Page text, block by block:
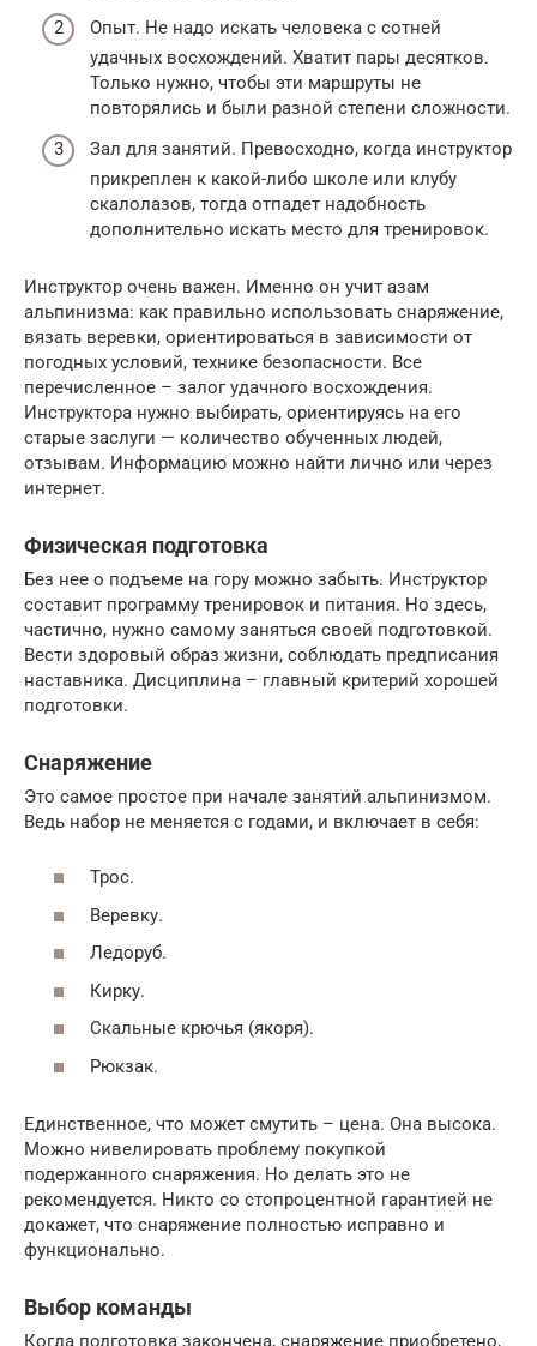
Опыт. Не надо искать человека с сотней
удачных восхождений. Хватит пары десятков.
Только нужно, чтобы эти маршруты не
повторялись и были разной степени сложности.
Зал для занятий. Превосходно, когда инструктор
прикреплен к какой-либо школе или клубу
скалолазов, тогда отпадет надобность
дополнительно искать место для тренировок.
Инструктор очень важен. Именно он учит азам
альпинизма: как правильно использовать снаряжение,
вязать веревки, ориентироваться в зависимости от
погодных условий, технике безопасности. Все
перечисленное – залог удачного восхождения.
Инструктора нужно выбирать, ориентируясь на его
старые заслуги — количество обученных людей,
отзывам. Информацию можно найти лично или через
интернет.
Физическая подготовка
Без нее о подъеме на гору можно забыть. Инструктор
составит программу тренировок и питания. Но здесь,
частично, нужно самому заняться своей подготовкой.
Вести здоровый образ жизни, соблюдать предписания
наставника. Дисциплина – главный критерий хорошей
подготовки.
Снаряжение
Это самое простое при начале занятий альпинизмом.
Ведь набор не меняется с годами, и включает в себя:
Трос.
Веревку.
Ледоруб.
Кирку.
Скальные крючья (якоря).
Рюкзак.
Единственное, что может смутить – цена. Она высока.
Можно нивелировать проблему покупкой
подержанного снаряжения. Но делать это не
рекомендуется. Никто со стопроцентной гарантией не
докажет, что снаряжение полностью исправно и
функционально.
Выбор команды
Когда подготовка закончена, снаряжение приобретено,